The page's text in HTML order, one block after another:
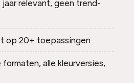
jaar relevant, geen trend-
op 20+ toepassingen
formaten, alle kleurversies,